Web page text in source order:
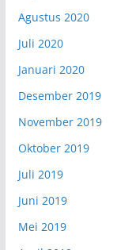
Agustus 2020
Juli 2020
Januari 2020
Desember 2019
November 2019
Oktober 2019
Juli 2019
Juni 2019
Mei 2019